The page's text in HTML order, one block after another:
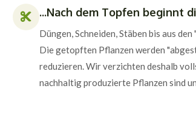
...Nach dem Topfen beginnt
Düngen, Schneiden, Stäben bis aus
Die getopften Pflanzen werden
reduzieren. Wir verzichten deshalb
nachhaltig produzierte Pflanzen sind